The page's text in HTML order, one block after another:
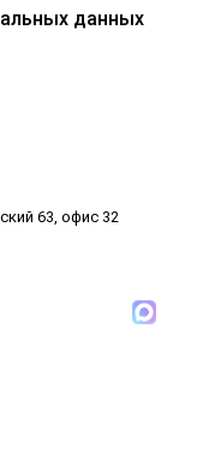
данных
63, офис 32